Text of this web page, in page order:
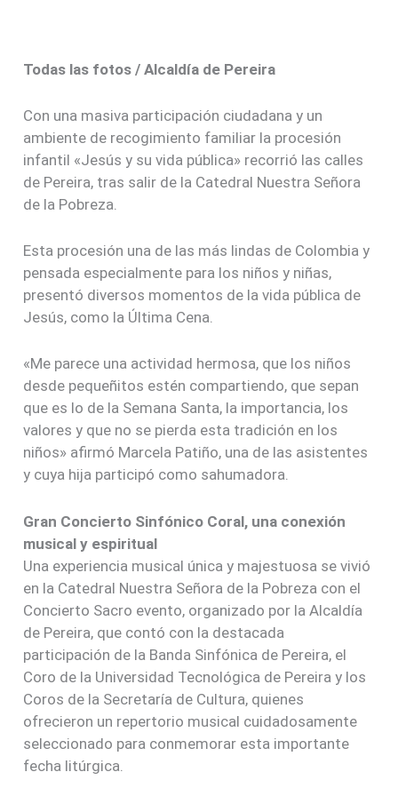
Todas las fotos / Alcaldía de Pereira
Con una masiva participación ciudadana y un
ambiente de recogimiento familiar la procesión
infantil «Jesús y su vida pública» recorrió las calles
de Pereira, tras salir de la Catedral Nuestra Señora
de la Pobreza.
Esta procesión una de las más lindas de Colombia y
pensada especialmente para los niños y niñas,
presentó diversos momentos de la vida pública de
Jesús, como la Última Cena.
«Me parece una actividad hermosa, que los niños
desde pequeñitos estén compartiendo, que sepan
que es lo de la Semana Santa, la importancia, los
valores y que no se pierda esta tradición en los
niños» afirmó Marcela Patiño, una de las asistentes
y cuya hija participó como sahumadora.
Gran Concierto Sinfónico Coral, una conexión
musical y espiritual
Una experiencia musical única y majestuosa se vivió
en la Catedral Nuestra Señora de la Pobreza con el
Concierto Sacro evento, organizado por la Alcaldía
de Pereira, que contó con la destacada
participación de la Banda Sinfónica de Pereira, el
Coro de la Universidad Tecnológica de Pereira y los
Coros de la Secretaría de Cultura, quienes
ofrecieron un repertorio musical cuidadosamente
seleccionado para conmemorar esta importante
fecha litúrgica.